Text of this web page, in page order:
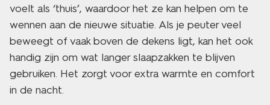
voelt als ‘thuis’, waardoor het ze kan helpen om te
wennen aan de nieuwe situatie. Als je peuter veel
beweegt of vaak boven de dekens ligt, kan het ook
handig zijn om wat langer slaapzakken te blijven
gebruiken. Het zorgt voor extra warmte en comfort
in de nacht.